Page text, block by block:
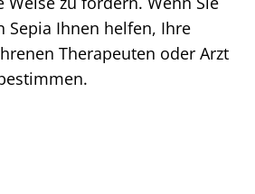
Ihnen helfen, Ihre
Therapeuten oder Arzt